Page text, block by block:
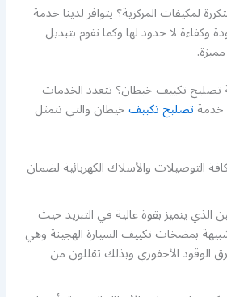
لمكيفات المركزية؟ يتوافر لدينا خدمة
لا حدود لها وكما نقوم بتبديل
تكييف خيطان؟ تتعدد الخدمات
خدمةتصليح تكييفخيطان والتي تتمثل
التوصيلات والأسلاك الكهربائية لضمان
الذي يتميز بقوة عالية في التبريد حيث
بمضخات تكييف السيارة الهجينة وهي
الوقود الأحفوري وبذلك تقللون من